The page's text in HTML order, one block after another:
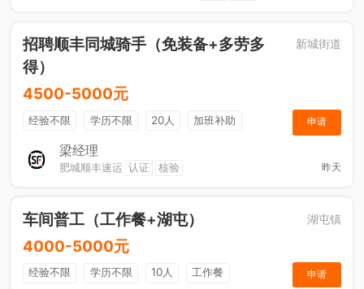
招聘顺丰同城骑手（免装备+多劳多
得）
新城街道
4500-5000元
经验不限 学历不限 20人
加班补助
综合补贴
奖励计划
申请
梁经理
肥城顺丰速运 认证 核验 昨天
车间普工（工作餐+湖屯） 湖屯镇
4000-5000元
经验不限 学历不限 10人
工作餐
申请